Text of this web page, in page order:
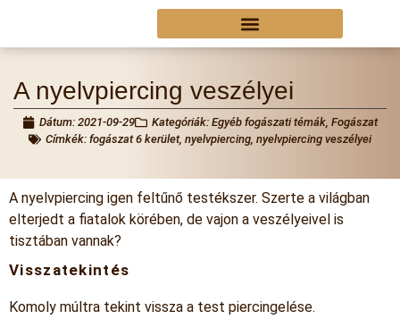
A nyelvpiercing veszélyei
Dátum: 2021-09-29 Kategóriák: Egyéb fogászati témák, Fogászat
Címkék: fogászat 6 kerület, nyelvpiercing, nyelvpiercing veszélyei
A nyelvpiercing igen feltűnő testékszer. Szerte a világban
elterjedt a fiatalok körében, de vajon a veszélyeivel is
tisztában vannak?
Visszatekintés
Komoly múltra tekint vissza a test piercingelése.